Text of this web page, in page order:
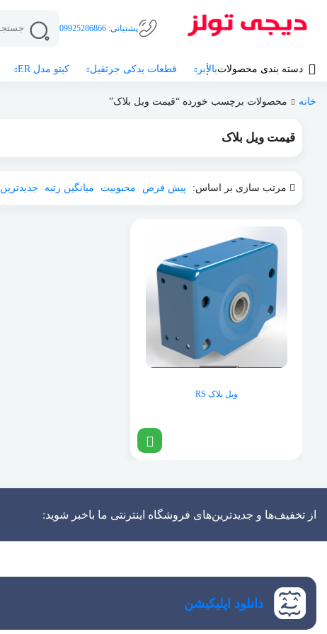
پشتیانی: 09925286866
دسته بندی محصولاتبالابر قطعات یدکی جرثقیل کیتو مدل ER
خانه محصولات برچسب خورده “قیمت ویل بلاک”
قیمت ویل بلاک
مرتب سازی بر اساس: پیش فرض محبوبیت میانگین رتبه جدیدترین
ویل بلاک RS
از تخفیف‌ها و جدیدترین‌های فروشگاه اینترنتی ما باخبر شوید:
دانلود اپلیکیشن